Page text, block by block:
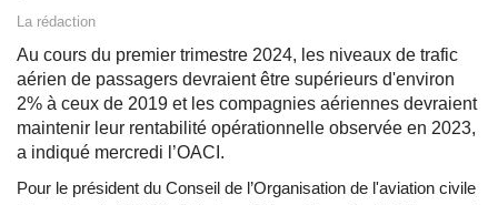
La rédaction
Au cours du premier trimestre 2024, les niveaux de trafic
aérien de passagers devraient être supérieurs d'environ
2% à ceux de 2019 et les compagnies aériennes devraient
maintenir leur rentabilité opérationnelle observée en 2023,
a indiqué mercredi l’OACI.
Pour le président du Conseil de l’Organisation de l'aviation civile